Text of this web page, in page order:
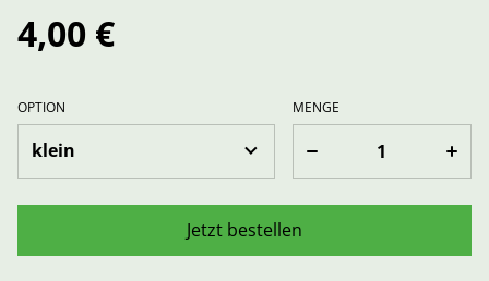
4,00 €
OPTION MENGE
Jetzt bestellen